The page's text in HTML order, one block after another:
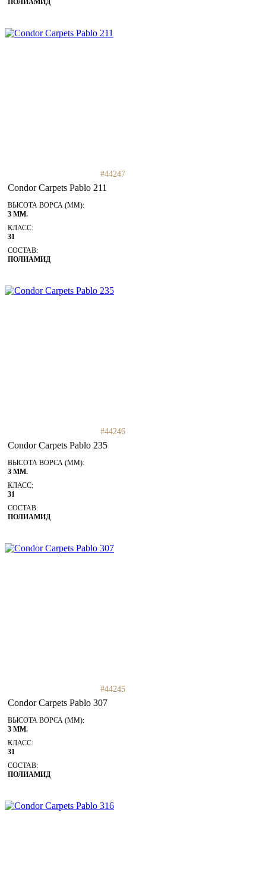
ПОЛИАМИД
#44247
Condor Carpets Pablo 211
ВЫСОТА ВОРСА (ММ):
3 ММ.
КЛАСС:
31
СОСТАВ:
ПОЛИАМИД
#44246
Condor Carpets Pablo 235
ВЫСОТА ВОРСА (ММ):
3 ММ.
КЛАСС:
31
СОСТАВ:
ПОЛИАМИД
#44245
Condor Carpets Pablo 307
ВЫСОТА ВОРСА (ММ):
3 ММ.
КЛАСС:
31
СОСТАВ:
ПОЛИАМИД